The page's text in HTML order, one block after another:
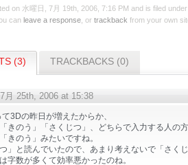
on 水曜日, 7月 19th, 2006, 7:16 PM and is filed under
can leave a response , or trackback from your own
(3) TRACKBACKS (0)
月 25th, 2006 at 15:38
3Dの昨日が増えたからか、
「きのう」「さくじつ」、どちらで入力する人の
きのう」みたいですね。
」と読んでいたので、あまり考えないで「さく
字数が多くて効率悪かったのね。